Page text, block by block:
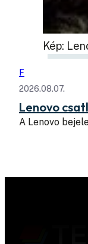
Kép:
F
2026.08.07.
Lenovo
A Lenovo